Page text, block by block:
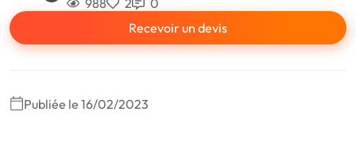
988
2
0
Recevoir un devis
Publiée le 16/02/2023